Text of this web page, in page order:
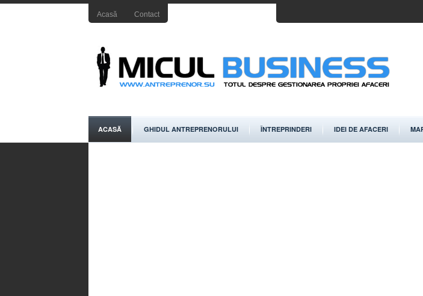
Acasă Contact
ACASĂ GHIDUL ANTREPRENORULUI ÎNTREPRINDERI IDEI DE AFACERI